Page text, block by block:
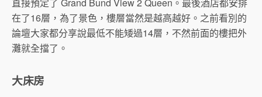
直接預定了 Grand Bund View 2 Queen。最後酒店都安排
在了16層，為了景色，樓層當然是越高越好。之前看別的
論壇大家都分享說最低不能矮過14層，不然前面的樓把外
灘就全擋了。
大床房